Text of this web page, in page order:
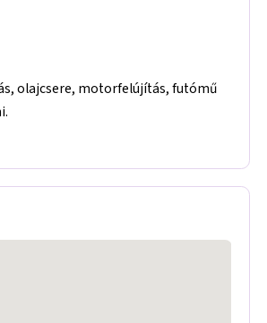
olajcsere, motorfelújítás, futómű